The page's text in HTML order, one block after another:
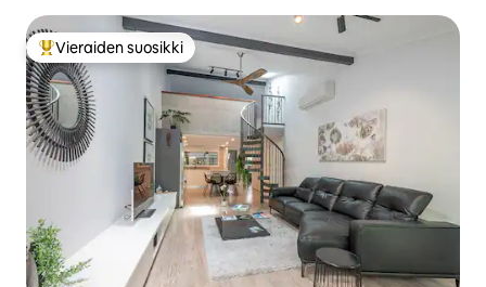
Vieraiden suosikkien parhaimmistoa
Vieraiden suosikki